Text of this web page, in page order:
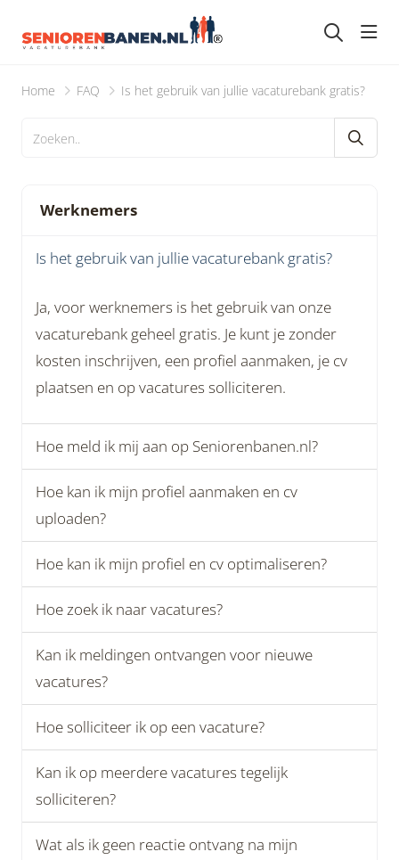
Home FAQ Is het gebruik van jullie vacaturebank gratis?
Werknemers
Is het gebruik van jullie vacaturebank gratis?
Ja, voor werknemers is het gebruik van onze
vacaturebank geheel gratis. Je kunt je zonder
kosten inschrijven, een profiel aanmaken, je cv
plaatsen en op vacatures solliciteren.
Hoe meld ik mij aan op Seniorenbanen.nl?
Hoe kan ik mijn profiel aanmaken en cv
uploaden?
Hoe kan ik mijn profiel en cv optimaliseren?
Hoe zoek ik naar vacatures?
Kan ik meldingen ontvangen voor nieuwe
vacatures?
Hoe solliciteer ik op een vacature?
Kan ik op meerdere vacatures tegelijk
solliciteren?
Wat als ik geen reactie ontvang na mijn